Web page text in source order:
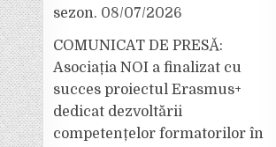
sezon. 08/07/2026
COMUNICAT DE PRESĂ:
Asociația NOI a finalizat cu
succes proiectul Erasmus+
dedicat dezvoltării
competențelor formatorilor în